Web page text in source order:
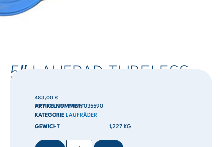
5″ LAUFRAD TUBELESS
483,00€
PREIS EXKLUSIVE MWST
ARTIKELNUMMER:035590
KATEGORIE LAUFRÄDER
GEWICHT 1,227 KG